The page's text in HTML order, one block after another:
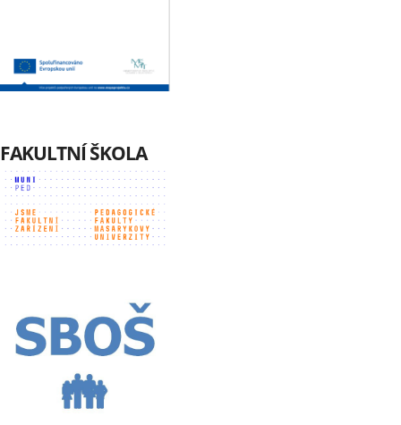
FAKULTNÍ ŠKOLA